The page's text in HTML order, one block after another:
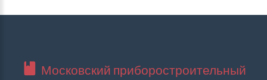
Московский приборостроительный